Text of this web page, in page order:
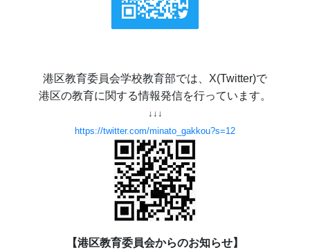
港区教育委員会学校教育部では、X(Twitter)で
港区の教育に関する情報発信を行っています。
↓↓↓
https://twitter.com/minato_gakkou?s=12
【港区教育委員会からのお知らせ】